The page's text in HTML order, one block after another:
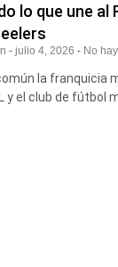
lo que une al
julio 4, 2026 No
la franquicia
y el club de fútbol